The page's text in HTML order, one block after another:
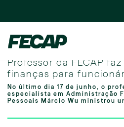
Professor da FECAP
finanças para
No último dia 17 de junho, o
especialista em Administração
Pessoais Márcio Wu ministrou